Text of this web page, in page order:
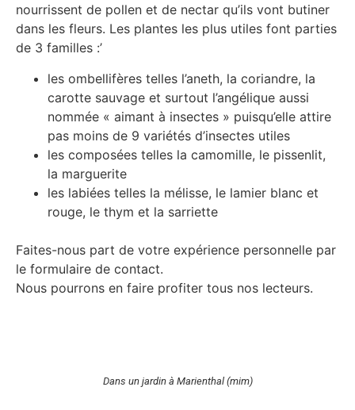
nourrissent de pollen et de nectar qu’ils vont butiner
dans les fleurs. Les plantes les plus utiles font parties
de 3 familles :’
les ombellifères telles l’aneth, la coriandre, la
carotte sauvage et surtout l’angélique aussi
nommée « aimant à insectes » puisqu’elle attire
pas moins de 9 variétés d’insectes utiles
les composées telles la camomille, le pissenlit,
la marguerite
les labiées telles la mélisse, le lamier blanc et
rouge, le thym et la sarriette
Faites-nous part de votre expérience personnelle par
le formulaire de contact.
Nous pourrons en faire profiter tous nos lecteurs.
Dans un jardin à Marienthal (mim)